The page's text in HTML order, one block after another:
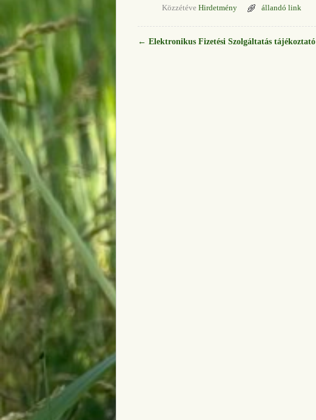
Közzétéve Hirdetmény állandó link
Bejegyzés navigáció
← Elektronikus Fizetési Szolgáltatás tájékoztató